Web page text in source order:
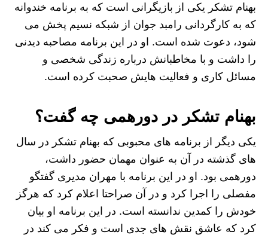
بهنام تشکر یکی از بازیگرانی است که به برنامه خندوانه
که به کارگردانی رامبد جوان از شبکه نسیم پخش می
شود، دعوت شده است. او در این برنامه مصاحبه دیدنی
را داشت و با مخاطبانش درباره زندگی شخصی و
مسائل کاری و فعالیت هایش صحبت کرده است.
بهنام تشکر در دورهمی چه گفت؟
یکی دیگر از برنامه های محبوبی که بهنام تشکر در سال
های گذشته در آن به عنوان مهمان حضور داشت،
دورهمی بود. او در این برنامه با مهران مدیری گفتگو
مفصلی را اجرا کرد و در آن صراحتا اعلام کرد که هرگز
خودش را کمدین ندانسته است. در این برنامه او بیان
کرد که عاشق نقش های جدی است و فکر می کند در